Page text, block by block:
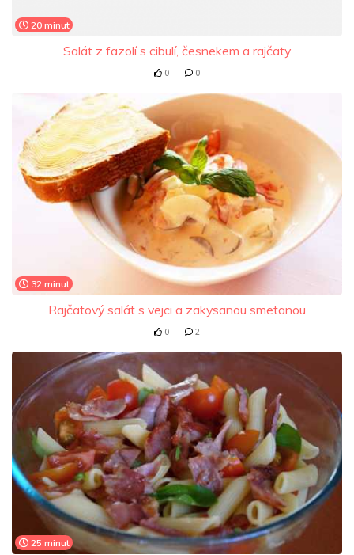
20 minut
Salát z fazolí s cibulí, česnekem a rajčaty
0 0
32 minut
Rajčatový salát s vejci a zakysanou smetanou
0 2
25 minut